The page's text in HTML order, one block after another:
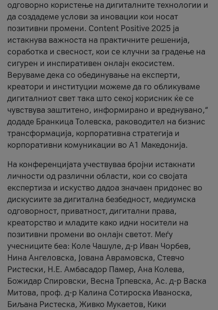
одговорно користење на дигиталните технологии и
да создадеме услови за иновации кои носат
позитивни промени. Content Positive 2025 ја
истакнува важноста на практичните решенија,
соработка и свесност, кои се клучни за градење на
сигурен и инспиративен онлајн екосистем.
Веруваме дека со обединување на експерти,
креатори и институции можеме да го обликуваме
дигиталниот свет така што секој корисник ќе се
чувствува заштитено, информирано и вреднувано,“
додаде Бранкица Толевска, раководител на бизнис
трансформација, корпоративна стратегија и
корпоративни комуникации во А1 Македонија.
На конференцијата учествуваа бројни истакнати
личности од различни области, кои со својата
експертиза и искуство дадоа значаен придонес во
дискусиите за дигитална безбедност, медиумска
одговорност, приватност, дигитални права,
креаторство и младите како идни носители на
позитивни промени во онлајн светот. Меѓу
учесниците беа: Коле Чашуле, д-р Иван Чорбев,
Нина Ангеловска, Јована Аврамовска, Стевчо
Ристески, Н.Е. Амбасадор Памер, Ана Колева,
Божидар Спировски, Весна Трпевска, Ас. д-р Васка
Митова, проф. д-р Калина Сотироска Иваноска,
Биљана Ристеска, Живко Мукаетов, Кики